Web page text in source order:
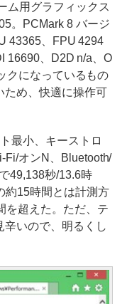
ム用グラフィックス
。PCMark 8 バージ
43365、FPU 4294
16690、D2D n/a、O
クになっているもの
ため、快適に操作可
最小、キーストロ
Fi/オンN、Bluetooth/
49,138秒/13.6時
約15時間とは計測方
を超えた。ただ、テ
辛いので、明るくし